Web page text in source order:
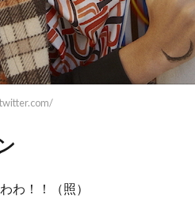
わ！！（照）